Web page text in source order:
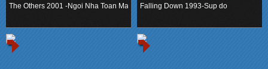
Ma
The Others 2001 -Ngoi Nha Toan Ma Falling Down 1993-Sup do